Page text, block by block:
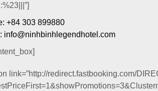
+84 303 899880
info@ninhbinhlegendhotel.com
link=”http://redirect.fastbooking.com/